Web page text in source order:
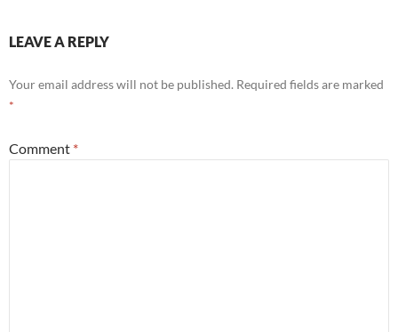
LEAVE A REPLY
Your email address will not be published. Required fields are marked
*
Comment *